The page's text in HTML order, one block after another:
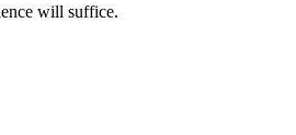
will suffice.